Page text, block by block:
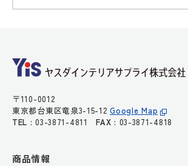
〒110-0012
東京都台東区竜泉3-15-12Google Map
TEL : 03-3871-4811FAX : 03-3871-4818
商品情報